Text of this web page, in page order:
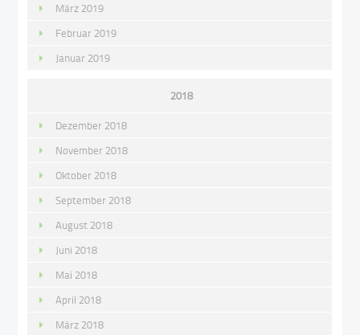
März 2019
Februar 2019
Januar 2019
2018
Dezember 2018
November 2018
Oktober 2018
September 2018
August 2018
Juni 2018
Mai 2018
April 2018
März 2018